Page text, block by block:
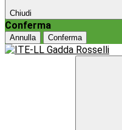
Chiudi
Conferma
Annulla Conferma